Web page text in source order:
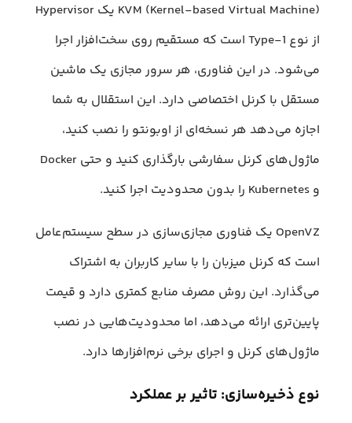
KVM (Kernel-based Virtual Machine) یک Hypervisor
از نوع Type-1 است که مستقیم روی سخت‌افزار اجرا
می‌شود. در این فناوری، هر سرور مجازی یک ماشین
مستقل با کرنل اختصاصی دارد. این استقلال به شما
اجازه می‌دهد هر نسخه‌ای از اوبونتو را نصب کنید،
ماژول‌های کرنل سفارشی بارگذاری کنید و حتی Docker
و Kubernetes را بدون محدودیت اجرا کنید.
OpenVZ یک فناوری مجازی‌سازی در سطح سیستم‌عامل
است که کرنل میزبان را با سایر کاربران به اشتراک
می‌گذارد. این روش مصرف منابع کمتری دارد و قیمت
پایین‌تری ارائه می‌دهد، اما محدودیت‌هایی در نصب
ماژول‌های کرنل و اجرای برخی نرم‌افزارها دارد.
نوع ذخیره‌سازی: تاثیر بر عملکرد